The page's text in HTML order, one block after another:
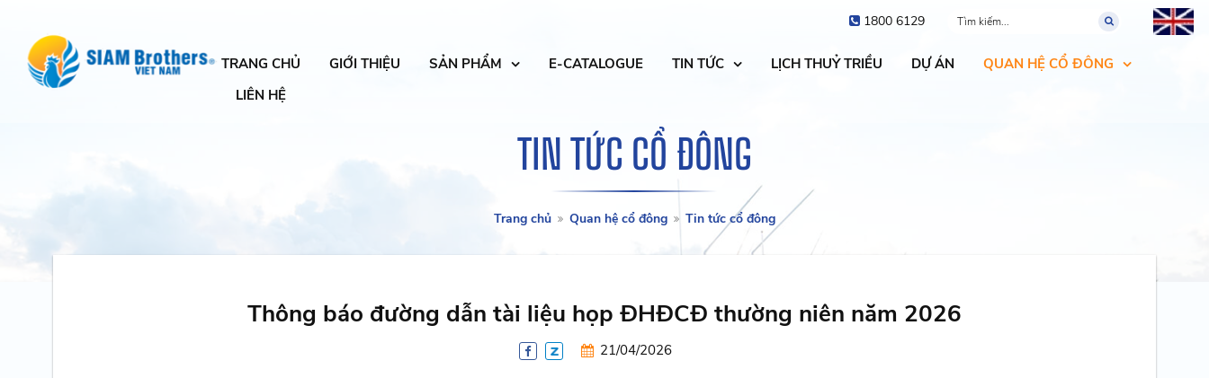
1800 6129
TRANG CHỦ GIỚI THIỆU SẢN PHẨM E-CATALOGUE TIN TỨC LỊCH THUỶ TRIỀU DỰ ÁN
QUAN HỆ CỔ ĐÔNG
LIÊN HỆ
TIN TỨC CỔ ĐÔNG
Trang chủ Quan hệ cổ đông Tin tức cổ đông
Thông báo đường dẫn tài liệu họp ĐHĐCĐ thường niên năm 2026
21/04/2026